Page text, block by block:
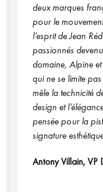
deux marques
pour le
l’esprit de Jean
passionnés
domaine, Alpine
qui ne se limite
mêle la technicité
design et
pensée pour la
signature
Antony Villain, VP